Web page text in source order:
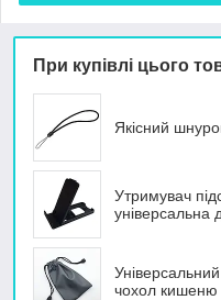
При купівлі цього
Якісний
Утримувач
універсальна
чохол кишеню